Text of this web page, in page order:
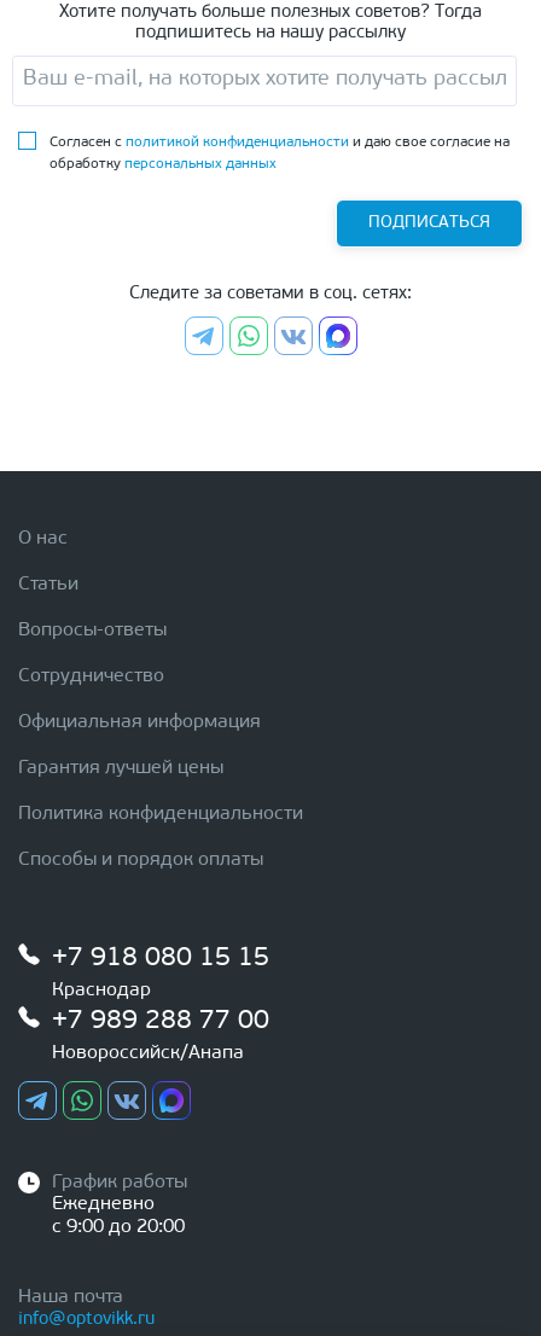
Хотите получать больше полезных советов? Тогда
подпишитесь на нашу рассылку
Согласен с политикой конфиденциальности и даю свое согласие на
обработку персональных данных
ПОДПИСАТЬСЯ
Следите за советами в соц. сетях:
О нас
Статьи
Вопросы-ответы
Сотрудничество
Официальная информация
Гарантия лучшей цены
Политика конфиденциальности
Способы и порядок оплаты
+7 918 080 15 15
Краснодар
+7 989 288 77 00
Новороссийск/Анапа
График работы
Ежедневно
с 9:00 до 20:00
Наша почта
info@optovikk.ru